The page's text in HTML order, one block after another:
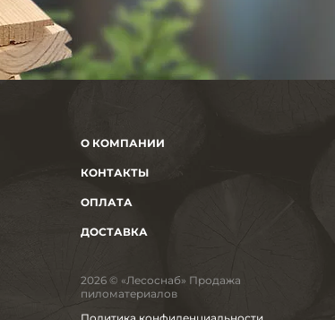
О КОМПАНИИ
КОНТАКТЫ
ОПЛАТА
ДОСТАВКА
2026 © «Лесоснаб» Продажа
пиломатериалов